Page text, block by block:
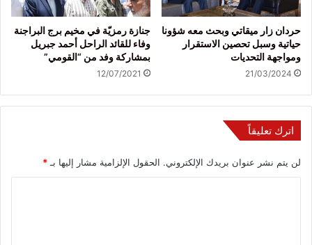
حردان زار ميقاتي وبحث معه شؤونا
حياتية وسبل تحصين الاستقرار
ومواجهة التحديات
21/03/2024
جنازة رمزيّة في مخيم برج البراجنة
وفاء للقائد الراحل أحمد جبريل
بمشاركة وفد من “القومي”
12/07/2021
اترك تعليقاً
لن يتم نشر عنوان بريدك الإلكتروني. الحقول الإلزامية مشار إليها بـ *